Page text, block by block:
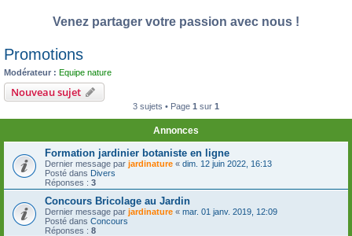
Venez partager votre passion avec nous !
Promotions
Modérateur : Equipe nature
Nouveau sujet
3 sujets • Page 1 sur 1
Annonces
Formation jardinier botaniste en ligne
Dernier message par jardinature « dim. 12 juin 2022, 16:13
Posté dans Divers
Réponses : 3
Concours Bricolage au Jardin
Dernier message par jardinature « mar. 01 janv. 2019, 12:09
Posté dans Concours
Réponses : 8